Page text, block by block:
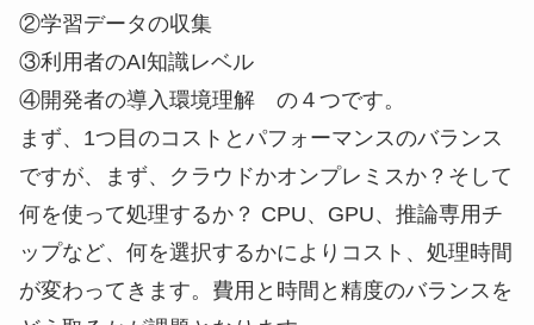
②学習データの収集
③利用者のAI知識レベル
④開発者の導入環境理解 の４つです。
まず、1つ目のコストとパフォーマンスのバランス
ですが、まず、クラウドかオンプレミスか？そして
何を使って処理するか？ CPU、GPU、推論専用チ
ップなど、何を選択するかによりコスト、処理時間
が変わってきます。費用と時間と精度のバランスを